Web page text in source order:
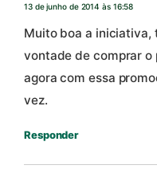
13 de junho de 2014 às 16:58
Muito boa a iniciativa,
vontade de comprar o
agora com essa
vez.
Responder